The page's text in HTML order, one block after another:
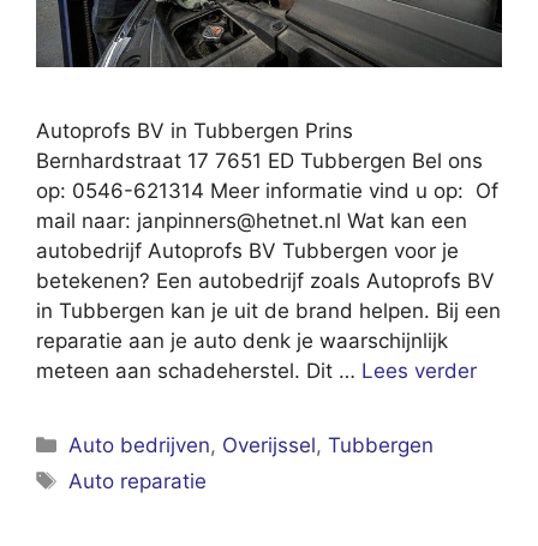
Autoprofs BV in Tubbergen Prins
Bernhardstraat 17 7651 ED Tubbergen Bel ons
op: 0546-621314 Meer informatie vind u op: Of
mail naar: janpinners@hetnet.nl Wat kan een
autobedrijf Autoprofs BV Tubbergen voor je
betekenen? Een autobedrijf zoals Autoprofs BV
in Tubbergen kan je uit de brand helpen. Bij een
reparatie aan je auto denk je waarschijnlijk
meteen aan schadeherstel. Dit … Lees verder
Categorieën
Auto bedrijven, Overijssel,Tubbergen
Tags
Auto reparatie